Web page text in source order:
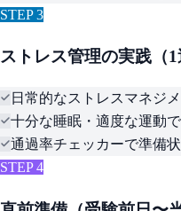
STEP 3
ストレス管理の実践（1
日常的なストレスマネジ
十分な睡眠・適度な運動
通過率チェッカーで準備
STEP 4